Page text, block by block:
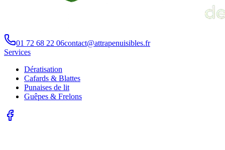
01 72 68 22 06contact@attrapenuisibles.fr
Services
Dératisation
Cafards & Blattes
Punaises de lit
Guêpes & Frelons